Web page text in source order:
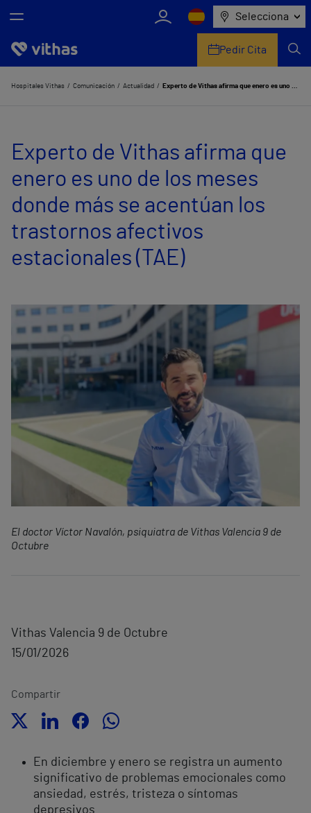
Selecciona
Nosotros
Servicios de salud
Equipo médico y asistencial
Comunicación
Pedir Cita
Hospitales Vithas Comunicación Actualidad Experto de Vithas afirma que enero es uno de los meses donde más se acentúan los trastornos afectivos estacionales (TAE)
Experto de Vithas afirma que
enero es uno de los meses
donde más se acentúan los
trastornos afectivos
estacionales (TAE)
El doctor Víctor Navalón, psiquiatra de Vithas Valencia 9 de
Octubre
Vithas Valencia 9 de Octubre
15/01/2026
Compartir
En diciembre y enero se registra un aumento
significativo de problemas emocionales como
ansiedad, estrés, tristeza o síntomas
depresivos